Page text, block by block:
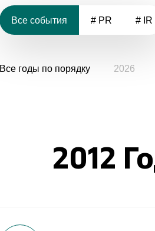
Все события # PR # IR
Все годы по порядку 2026
2012